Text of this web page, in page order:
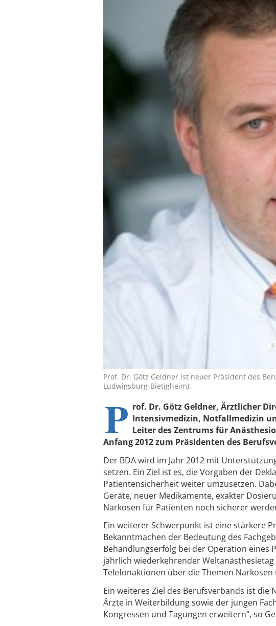
Prof. Dr. Götz Geldner ist neuer Präsident des
Ludwigsburg-Bietigheim).
P rof. Dr. Götz Geldner, Ärztlicher
Intensivmedizin, Notfallmedizin
Leiter des Zentrums für
Anfang 2012 zum Präsidenten des
Der BDA wird im Jahr 2012 mit
setzen. Ein Ziel ist es, die Vorgaben der
Patientensicherheit weiter umzusetzen.
Geräte, neuer Medikamente, exakter
Narkosen für Patienten noch sicherer
Ein weiterer Schwerpunkt ist eine stärkere
Bekanntmachen der Bedeutung des
Behandlungserfolg bei der Operation eines
jährlich wiederkehrender
Telefonaktionen über die Themen
Ein weiteres Ziel des Berufsverbands ist die
Ärzte in Weiterbildung sowie der jungen
Kongressen und Tagungen erweitern", so